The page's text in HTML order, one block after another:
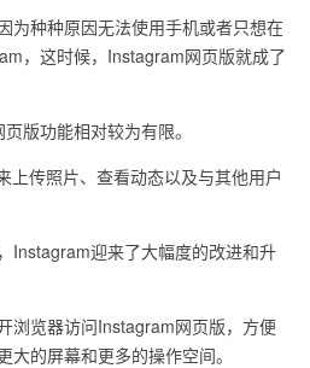
种种原因无法使用手机或者只想在
，这时候，Instagram网页版就成了
功能相对较为有限。
传照片、查看动态以及与其他用户
迎来了大幅度的改进和升
览器访问Instagram网页版，方便
的屏幕和更多的操作空间。